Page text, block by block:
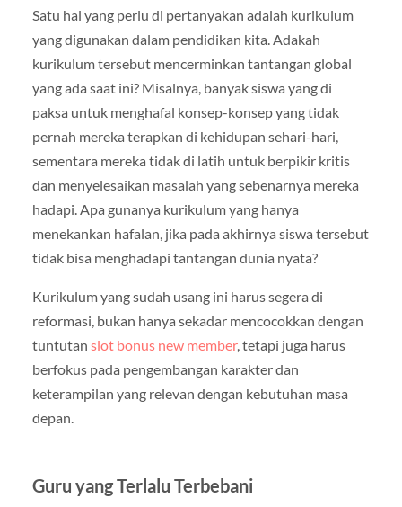
Satu hal yang perlu di pertanyakan adalah kurikulum
yang digunakan dalam pendidikan kita. Adakah
kurikulum tersebut mencerminkan tantangan global
yang ada saat ini? Misalnya, banyak siswa yang di
paksa untuk menghafal konsep-konsep yang tidak
pernah mereka terapkan di kehidupan sehari-hari,
sementara mereka tidak di latih untuk berpikir kritis
dan menyelesaikan masalah yang sebenarnya mereka
hadapi. Apa gunanya kurikulum yang hanya
menekankan hafalan, jika pada akhirnya siswa tersebut
tidak bisa menghadapi tantangan dunia nyata?
Kurikulum yang sudah usang ini harus segera di
reformasi, bukan hanya sekadar mencocokkan dengan
tuntutan slot bonus new member, tetapi juga harus
berfokus pada pengembangan karakter dan
keterampilan yang relevan dengan kebutuhan masa
depan.
Guru yang Terlalu Terbebani